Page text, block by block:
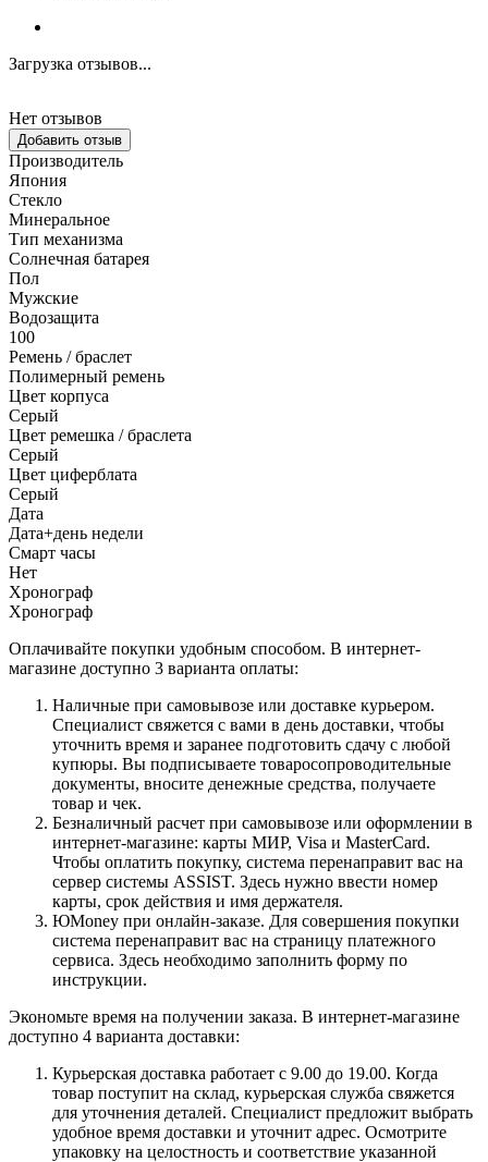
Загрузка отзывов...
Нет отзывов
Добавить отзыв
Производитель
Япония
Стекло
Минеральное
Тип механизма
Солнечная батарея
Пол
Мужские
Водозащита
100
Ремень / браслет
Полимерный ремень
Цвет корпуса
Серый
Цвет ремешка / браслета
Серый
Цвет циферблата
Серый
Дата
Дата+день недели
Смарт часы
Нет
Хронограф
Хронограф
Оплачивайте покупки удобным способом. В интернет-
магазине доступно 3 варианта оплаты:
Наличные при самовывозе или доставке курьером.
Специалист свяжется с вами в день доставки, чтобы
уточнить время и заранее подготовить сдачу с любой
купюры. Вы подписываете товаросопроводительные
документы, вносите денежные средства, получаете
товар и чек.
Безналичный расчет при самовывозе или оформлении в
интернет-магазине: карты МИР, Visa и MasterCard.
Чтобы оплатить покупку, система перенаправит вас на
сервер системы ASSIST. Здесь нужно ввести номер
карты, срок действия и имя держателя.
ЮMoney при онлайн-заказе. Для совершения покупки
система перенаправит вас на страницу платежного
сервиса. Здесь необходимо заполнить форму по
инструкции.
Экономьте время на получении заказа. В интернет-магазине
доступно 4 варианта доставки:
Курьерская доставка работает с 9.00 до 19.00. Когда
товар поступит на склад, курьерская служба свяжется
для уточнения деталей. Специалист предложит выбрать
удобное время доставки и уточнит адрес. Осмотрите
упаковку на целостность и соответствие указанной